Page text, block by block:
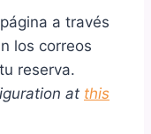
a través
los correos
reserva.
at this